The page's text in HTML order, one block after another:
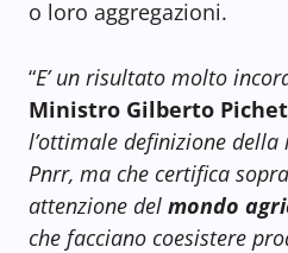
o loro aggregazioni.
“E’ un risultato molto
Ministro Gilberto
l’ottimale definizione
Pnrr, ma che certifica
attenzione del mondo
che facciano coesistere